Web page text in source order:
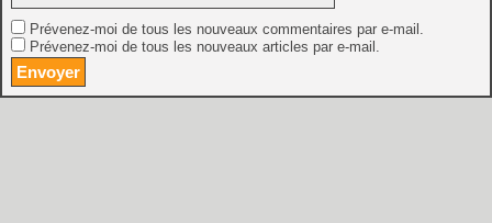
Prévenez-moi de tous les nouveaux commentaires par e-mail.
Prévenez-moi de tous les nouveaux articles par e-mail.